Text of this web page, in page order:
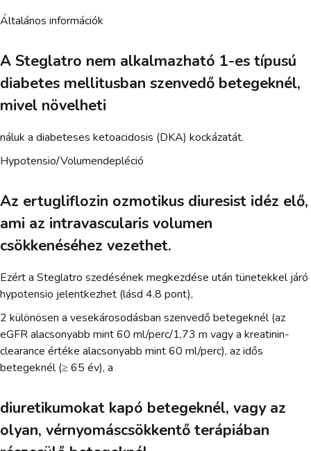
Általános információk
A Steglatro nem alkalmazható 1-es típusú
diabetes mellitusban szenvedő betegeknél,
mivel növelheti
náluk a diabeteses ketoacidosis (DKA) kockázatát.
Hypotensio/Volumendepléció
Az ertugliflozin ozmotikus diuresist idéz elő,
ami az intravascularis volumen
csökkenéséhez vezethet.
Ezért a Steglatro szedésének megkezdése után tünetekkel járó
hypotensio jelentkezhet (lásd 4.8 pont),
2 különösen a vesekárosodásban szenvedő betegeknél (az
eGFR alacsonyabb mint 60 ml/perc/1,73 m vagy a kreatinin-
clearance értéke alacsonyabb mint 60 ml/perc), az idős
betegeknél (≥ 65 év), a
diuretikumokat kapó betegeknél, vagy az
olyan, vérnyomáscsökkentő terápiában